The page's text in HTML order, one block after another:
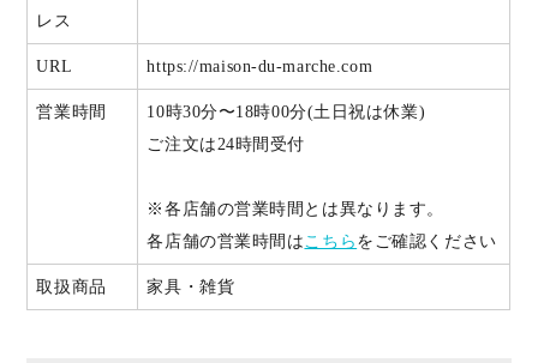
レス
URL https://maison-du-marche.com
営業時間
10時30分〜18時00分(土日祝は休業)
ご注文は24時間受付
※各店舗の営業時間とは異なります。
各店舗の営業時間はこちら をご確認ください
取扱商品 家具・雑貨